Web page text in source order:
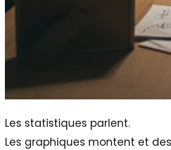
Les statistiques parlent.
Les graphiques montent et